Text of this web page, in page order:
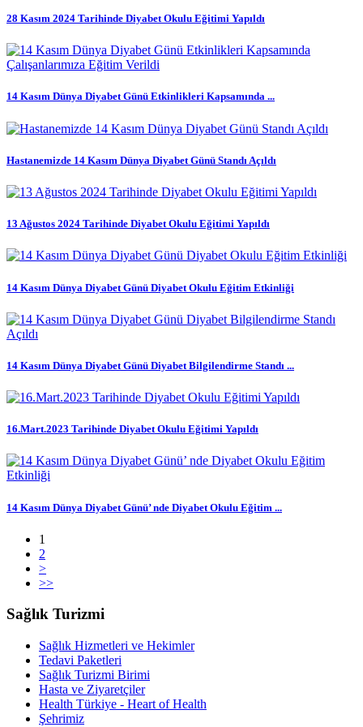
28 Kasım 2024 Tarihinde Diyabet Okulu Eğitimi Yapıldı
14 Kasım Dünya Diyabet Günü Etkinlikleri Kapsamında ...
Hastanemizde 14 Kasım Dünya Diyabet Günü Standı Açıldı
13 Ağustos 2024 Tarihinde Diyabet Okulu Eğitimi Yapıldı
14 Kasım Dünya Diyabet Günü Diyabet Okulu Eğitim Etkinliği
14 Kasım Dünya Diyabet Günü Diyabet Bilgilendirme Standı ...
16.Mart.2023 Tarihinde Diyabet Okulu Eğitimi Yapıldı
14 Kasım Dünya Diyabet Günü’ nde Diyabet Okulu Eğitim ...
1
2
>
>>
Sağlık Turizmi
Sağlık Hizmetleri ve Hekimler
Tedavi Paketleri
Sağlık Turizmi Birimi
Hasta ve Ziyaretçiler
Health Türkiye - Heart of Health
Şehrimiz